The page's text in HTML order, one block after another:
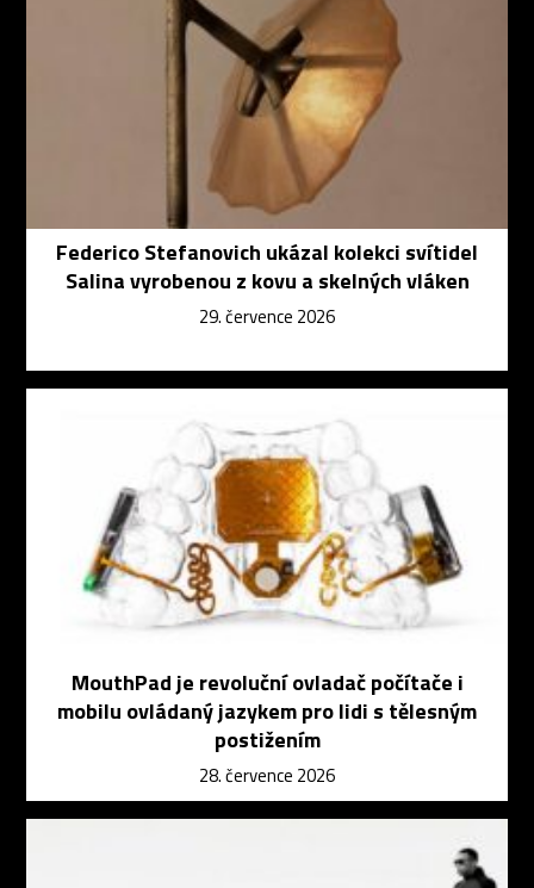
Federico Stefanovich ukázal kolekci svítidel
Salina vyrobenou z kovu a skelných vláken
29. července 2026
MouthPad je revoluční ovladač počítače i
mobilu ovládaný jazykem pro lidi s tělesným
postižením
28. července 2026